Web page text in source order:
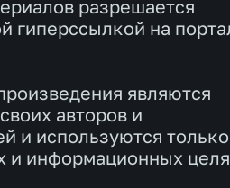
разрешается
гиперссылкой на
являются
авторов и
и используются
и информационных